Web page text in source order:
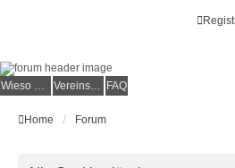
Wieso der e.V.? Vereinsmitglied werden FAQ
Home Forum